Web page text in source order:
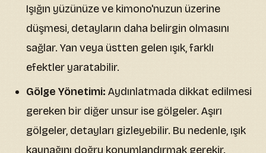
Işığın yüzünüze ve kimono'nuzun üzerine
düşmesi, detayların daha belirgin olmasını
sağlar. Yan veya üstten gelen ışık, farklı
efektler yaratabilir.
Gölge Yönetimi: Aydınlatmada dikkat edilmesi
gereken bir diğer unsur ise gölgeler. Aşırı
gölgeler, detayları gizleyebilir. Bu nedenle, ışık
kaynağını doğru konumlandırmak gerekir.